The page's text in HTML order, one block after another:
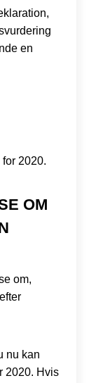
en
2020.
OM
om,
nu kan
2020. Hvis